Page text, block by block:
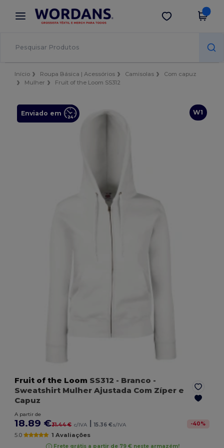
× App Wordans
Melhores preços na app!
Obter app
Início Roupa Básica | Acessórios Camisolas
Com capuz
Mulher
Fruit of the Loom SS312
W1
Enviado em
Fruit of the Loom SS312 - Branco -
Sweatshirt Mulher Ajustada Com Zíper e
Capuz
A partir de
18.89 €31.44 € c/IVA | 15.36 €s/IVA -40%
5.0 1 Avaliações
Frete grátis a partir de 79 € neste armazém!